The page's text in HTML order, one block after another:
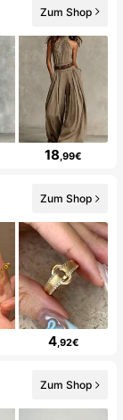
Zum Shop
18 ,99€
Zum Shop
4,92€
Zum Shop